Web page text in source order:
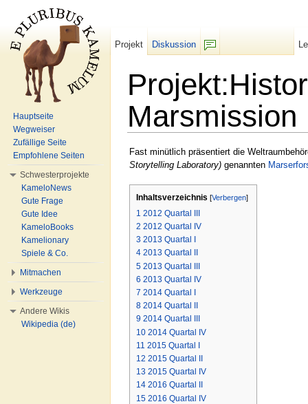
Marsmission
Fast minütlich präsentiert die
Storytelling Laboratory) genannten
Inhaltsverzeichnis [Verbergen]
1 2012 Quartal III
2 2012 Quartal IV
3 2013 Quartal I
4 2013 Quartal II
5 2013 Quartal III
6 2013 Quartal IV
7 2014 Quartal I
8 2014 Quartal II
9 2014 Quartal III
10 2014 Quartal IV
11 2015 Quartal I
12 2015 Quartal II
13 2015 Quartal IV
14 2016 Quartal II
15 2016 Quartal IV
Projekt
Diskussion
Hauptseite
Wegweiser
Zufällige Seite
Empfohlene Seiten
Schwesterprojekte
KameloNews
Gute Frage
Gute Idee
KameloBooks
Kamelionary
Spiele & Co.
Mitmachen
Werkzeuge
Andere Wikis
Wikipedia (de)